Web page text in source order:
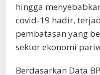
hingga
covid-19 hadir,
pembatasan yang
sektor ekonomi
Berdasarkan Data